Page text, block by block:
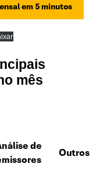
em 5 minutos
mês
de
Outros